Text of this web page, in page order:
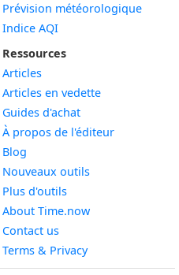
Widget
Prévision météorologique
Indice AQI
Ressources
Articles
Articles en vedette
Guides d'achat
À propos de l'éditeur
Blog
Nouveaux outils
Plus d'outils
About Time.now
Contact us
Terms & Privacy